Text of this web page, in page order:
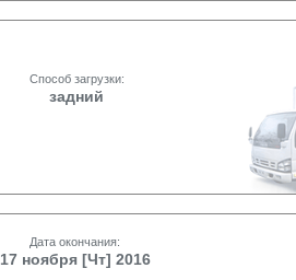
Способ загрузки:
задний
Дата окончания:
17 ноября [Чт] 2016